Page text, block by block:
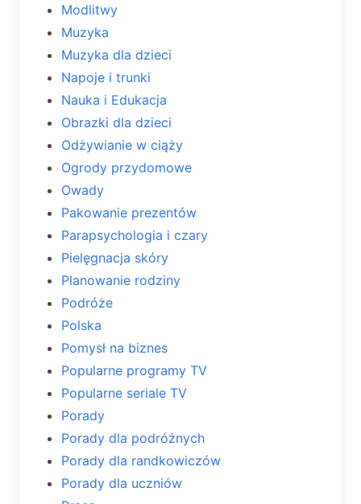
Modlitwy
Muzyka
Muzyka dla dzieci
Napoje i trunki
Nauka i Edukacja
Obrazki dla dzieci
Odżywianie w ciąży
Ogrody przydomowe
Owady
Pakowanie prezentów
Parapsychologia i czary
Pielęgnacja skóry
Planowanie rodziny
Podróże
Polska
Pomysł na biznes
Popularne programy TV
Popularne seriale TV
Porady
Porady dla podróżnych
Porady dla randkowiczów
Porady dla uczniów